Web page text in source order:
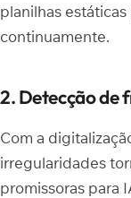
planilhas
continuamente.
2. Detecção de
Com a
irregularidades
promissoras para